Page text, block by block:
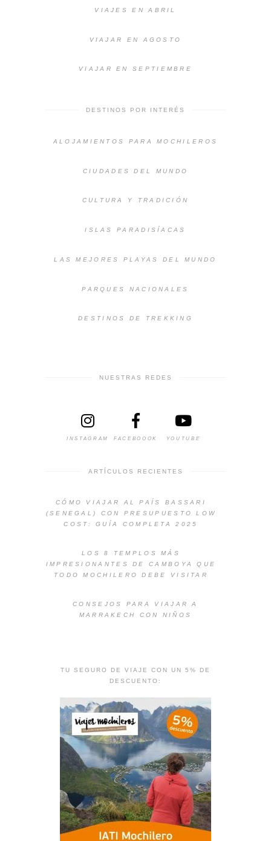
VIAJES EN ABRIL
VIAJAR EN AGOSTO
VIAJAR EN SEPTIEMBRE
DESTINOS POR INTERÉS
ALOJAMIENTOS PARA MOCHILEROS
CIUDADES DEL MUNDO
CULTURA Y TRADICIÓN
ISLAS PARADISÍACAS
LAS MEJORES PLAYAS DEL MUNDO
PARQUES NACIONALES
DESTINOS DE TREKKING
NUESTRAS REDES
INSTAGRAM FACEBOOOK YOUTUBE
ARTÍCULOS RECIENTES
CÓMO VIAJAR AL PAÍS BASSARI
(SENEGAL) CON PRESUPUESTO LOW
COST: GUÍA COMPLETA 2025
LOS 8 TEMPLOS MÁS
IMPRESIONANTES DE CAMBOYA QUE
TODO MOCHILERO DEBE VISITAR
CONSEJOS PARA VIAJAR A
MARRAKECH CON NIÑOS
TU SEGURO DE VIAJE CON UN 5% DE
DESCUENTO: